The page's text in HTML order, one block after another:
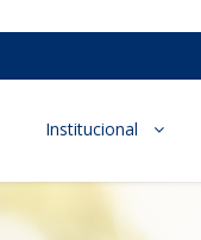
Institucional